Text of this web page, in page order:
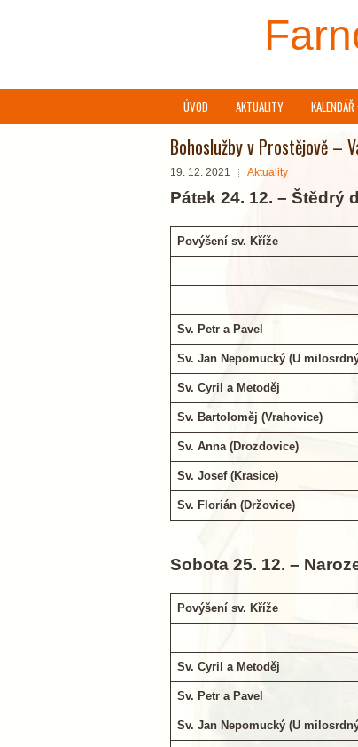
ÚVOD AKTUALITY
Bohoslužby v Prostějově –
19. 12. 2021 Aktuality
Pátek 24. 12. – Štědrý
Povýšení sv. Kříže
Sv. Petr a Pavel
Sv. Jan Nepomucký (U
Sv. Cyril a Metoděj
Sv. Bartoloměj (Vrahovice)
Sv. Anna (Drozdovice)
Sv. Josef (Krasice)
Sv. Florián (Držovice)
Sobota 25. 12. –
Povýšení sv. Kříže
Sv. Cyril a Metoděj
Sv. Petr a Pavel
Sv. Jan Nepomucký (U